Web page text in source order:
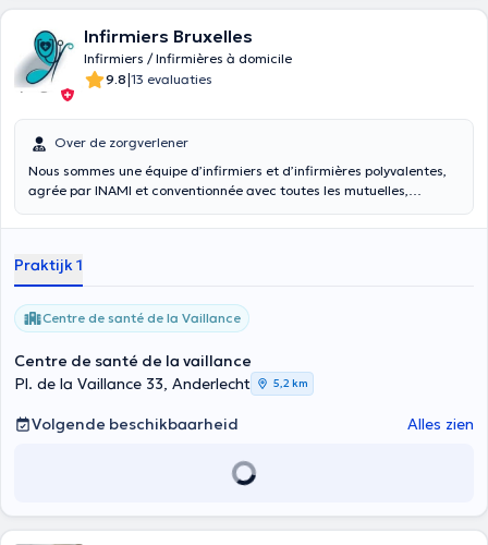
Infirmiers Bruxelles
Infirmiers / Infirmières à domicile
9.8|13 evaluaties
Over de zorgverlener
Nous sommes une équipe d’infirmiers et d’infirmières polyvalentes,
agrée par INAMI et conventionnée avec toutes les mutuelles,
profiter d’une prise en charge de qualité, Nous pouvons prendre en
des années d’expériences : pansements et soins de plaies, retrait fils
et agrafes, piqûres, soin et suivi des diabétiques, soins de stomies,
soins d’escarres, pose et renouvellement des drains, prise de sang
et injections, mesure des paramètres vitaux : pression artérielle,
soin palliatif… à domicile ou en cabinet. La prise de sang est
totalement gratuite
Praktijk 1
Centre de santé de la Vaillance
Centre de santé de la vaillance
Pl. de la Vaillance 33, Anderlecht
5,2 km
Volgende beschikbaarheid Alles zien